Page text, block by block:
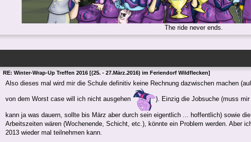
The ride never ends.
RE: Winter-Wrap-Up Treffen 2016 [(25. - 27.März.2016) im Feriendorf Wildflecken]
Also dieses mal wird mir die Schule definitiv keine Rechnung dazwischen machen
von dem Worst case will ich nicht ausgehen ). Einzig die Jobsuche (muss
kann ja was dauern, sollte bis März aber durch sein eigentlich ... hoffentlich) sowie
Arbeitszeiten wären (Wochenende, Schicht, etc.), könnte ein Problem werden. Aber
2013 wieder mal teilnehmen kann.